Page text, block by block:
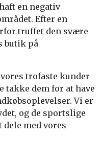
en negativ
Efter en
truffet den svære
butik på
trofaste kunder
takke dem for at have
Vi er
og de sportslige
med vores